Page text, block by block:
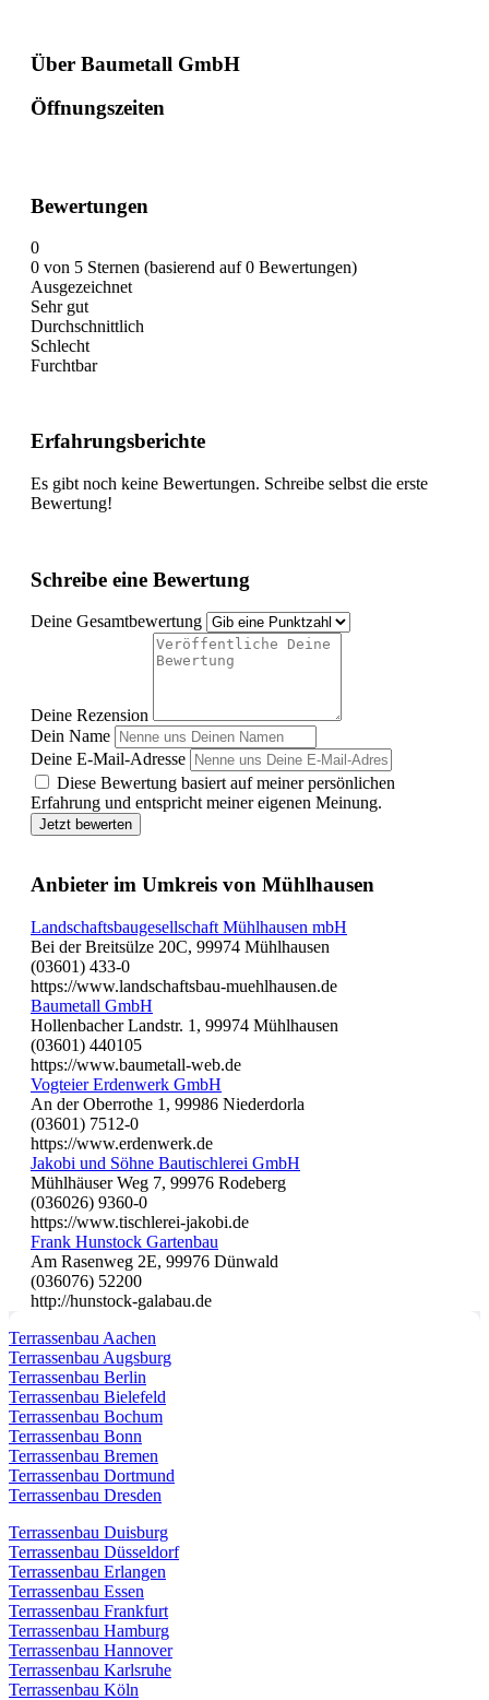
Über Baumetall GmbH
Öffnungszeiten
Bewertungen
0
0 von 5 Sternen (basierend auf 0 Bewertungen)
Ausgezeichnet
Sehr gut
Durchschnittlich
Schlecht
Furchtbar
Erfahrungsberichte
Es gibt noch keine Bewertungen. Schreibe selbst die erste
Bewertung!
Schreibe eine Bewertung
Deine Gesamtbewertung
Deine Rezension
Dein Name
Deine E-Mail-Adresse
Diese Bewertung basiert auf meiner persönlichen
Erfahrung und entspricht meiner eigenen Meinung.
Jetzt bewerten
Anbieter im Umkreis von Mühlhausen
Landschaftsbaugesellschaft Mühlhausen mbH
Bei der Breitsülze 20C, 99974 Mühlhausen
(03601) 433-0
https://www.landschaftsbau-muehlhausen.de
Baumetall GmbH
Hollenbacher Landstr. 1, 99974 Mühlhausen
(03601) 440105
https://www.baumetall-web.de
Vogteier Erdenwerk GmbH
An der Oberrothe 1, 99986 Niederdorla
(03601) 7512-0
https://www.erdenwerk.de
Jakobi und Söhne Bautischlerei GmbH
Mühlhäuser Weg 7, 99976 Rodeberg
(036026) 9360-0
https://www.tischlerei-jakobi.de
Frank Hunstock Gartenbau
Am Rasenweg 2E, 99976 Dünwald
(036076) 52200
http://hunstock-galabau.de
Terrassenbau Aachen
Terrassenbau Augsburg
Terrassenbau Berlin
Terrassenbau Bielefeld
Terrassenbau Bochum
Terrassenbau Bonn
Terrassenbau Bremen
Terrassenbau Dortmund
Terrassenbau Dresden
Terrassenbau Duisburg
Terrassenbau Düsseldorf
Terrassenbau Erlangen
Terrassenbau Essen
Terrassenbau Frankfurt
Terrassenbau Hamburg
Terrassenbau Hannover
Terrassenbau Karlsruhe
Terrassenbau Köln